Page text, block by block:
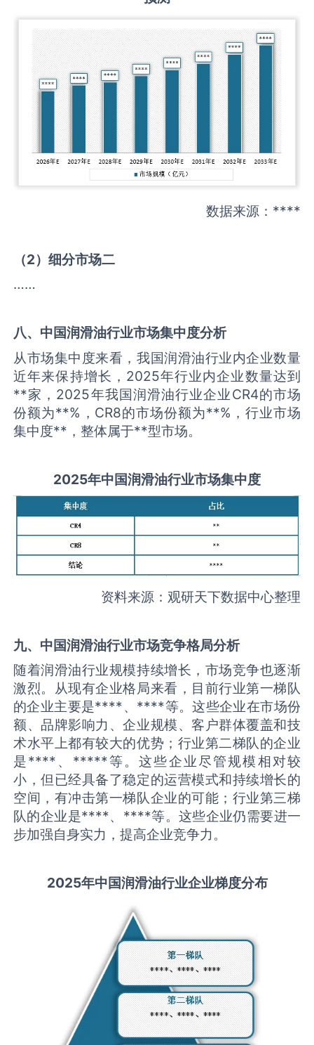
数据来源：****
（2）细分市场二
……
八、中国润滑油行业市场集中度分析
从市场集中度来看，我国润滑油行业内企业数量
近年来保持增长，2025年行业内企业数量达到
**家，2025年我国润滑油行业企业CR4的市场
份额为**%，CR8的市场份额为**%，行业市场
集中度**，整体属于**型市场。
2025年中国润滑油行业市场集中度
资料来源：观研天下数据中心整理
九、中国润滑油行业市场竞争格局分析
随着润滑油行业规模持续增长，市场竞争也逐渐
激烈。从现有企业格局来看，目前行业第一梯队
的企业主要是****、****等。这些企业在市场份
额、品牌影响力、企业规模、客户群体覆盖和技
术水平上都有较大的优势；行业第二梯队的企业
是****、*****等。这些企业尽管规模相对较
小，但已经具备了稳定的运营模式和持续增长的
空间，有冲击第一梯队企业的可能；行业第三梯
队的企业是****、****等。这些企业仍需要进一
步加强自身实力，提高企业竞争力。
2025年中国润滑油行业企业梯度分布